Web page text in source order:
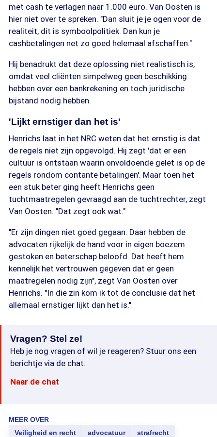
met cash te verlagen naar 1.000 euro. Van Oosten is
hier niet over te spreken. "Dan sluit je je ogen voor de
realiteit, dit is symboolpolitiek. Dan kun je
cashbetalingen net zo goed helemaal afschaffen."
Hij benadrukt dat deze oplossing niet realistisch is,
omdat veel cliënten simpelweg geen beschikking
hebben over een bankrekening en toch juridische
bijstand nodig hebben.
'Lijkt ernstiger dan het is'
Henrichs laat in het NRC weten dat het ernstig is dat
de regels niet zijn opgevolgd. Hij zegt 'dat er een
cultuur is ontstaan waarin onvoldoende gelet is op de
regels rondom contante betalingen'. Maar toen het
een stuk beter ging heeft Henrichs geen
tuchtmaatregelen gevraagd aan de tuchtrechter, zegt
Van Oosten. "Dat zegt ook wat."
"Er zijn dingen niet goed gegaan. Daar hebben de
advocaten rijkelijk de hand voor in eigen boezem
gestoken en beterschap beloofd. Dat heeft hem
kennelijk het vertrouwen gegeven dat er geen
maatregelen nodig zijn", zegt Van Oosten over
Henrichs. "In die zin kom ik tot de conclusie dat het
allemaal ernstiger lijkt dan het is."
Vragen? Stel ze!
Heb je nog vragen of wil je reageren? Stuur ons een
berichtje via de chat.
Naar de chat
MEER OVER
Veiligheid en recht
advocatuur strafrecht